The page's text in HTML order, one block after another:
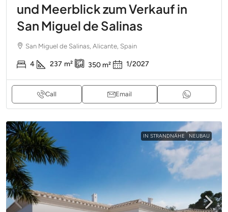
und Meerblick zum Verkauf in
San Miguel de Salinas
San Miguel de Salinas, Alicante, Spain
4 237 m² 350 m² 1/2027
Call Email
IN STRANDNÄHE NEUBAU